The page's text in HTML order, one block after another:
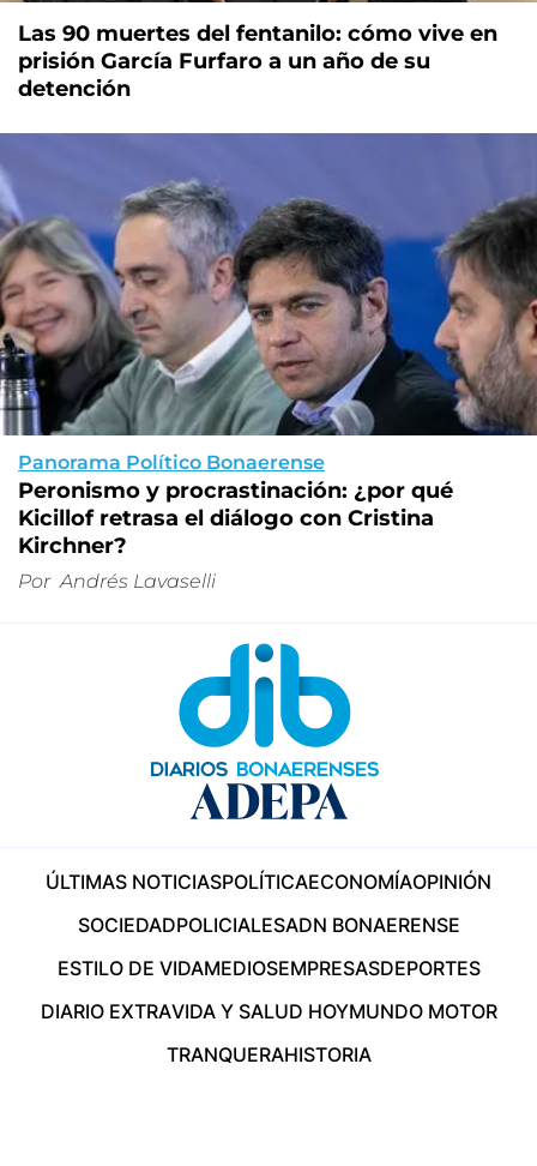
Las 90 muertes del fentanilo: cómo vive en
prisión García Furfaro a un año de su
detención
Panorama Político Bonaerense
Peronismo y procrastinación: ¿por qué
Kicillof retrasa el diálogo con Cristina
Kirchner?
Por Andrés Lavaselli
ÚLTIMAS NOTICIASPOLÍTICAECONOMÍAOPINIÓN
SOCIEDADPOLICIALESADN BONAERENSE
ESTILO DE VIDAMEDIOSEMPRESASDEPORTES
DIARIO EXTRAVIDA Y SALUD HOYMUNDO MOTOR
TRANQUERAHISTORIA